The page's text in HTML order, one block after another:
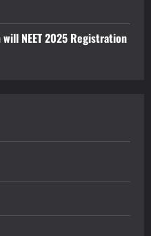
NEET 2025 Registration